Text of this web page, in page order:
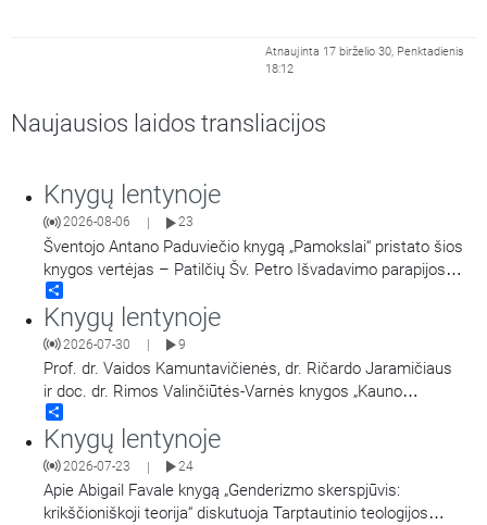
Atnaujinta 17 birželio 30, Penktadienis
18:12
Naujausios laidos transliacijos
Knygų lentynoje
2026-08-06 23
Šventojo Antano Paduviečio knygą „Pamokslai“ pristato šios
knygos vertėjas – Patilčių Šv. Petro Išvadavimo parapijos
klebonas, kun. moralinės teologijos dr. Algirdas Petras
Kanapka. Kalbina Laima Lekavičiūtė.
Knygų lentynoje
2026-07-30 9
Prof. dr. Vaidos Kamuntavičienės, dr. Ričardo Jaramičiaus
ir doc. dr. Rimos Valinčiūtės-Varnės knygos „Kauno
arkivyskupijos istorija 1926–2026 m.“ sutiktuvės. Renginys
vyko šių metų birželio pabaigoje. Jame dalyvo Kauno
arkivyskupas metropolitas Kęstutis Kėvalas, knygos autoriai
ir dailininkė Silvija Knezekytė. Įrašas iš renginio.
Knygų lentynoje
2026-07-23 | 24
Apie Abigail Favale knygą „Genderizmo skerspjūvis:
krikščioniškoji teorija“ diskutuoja Tarptautinio teologijos